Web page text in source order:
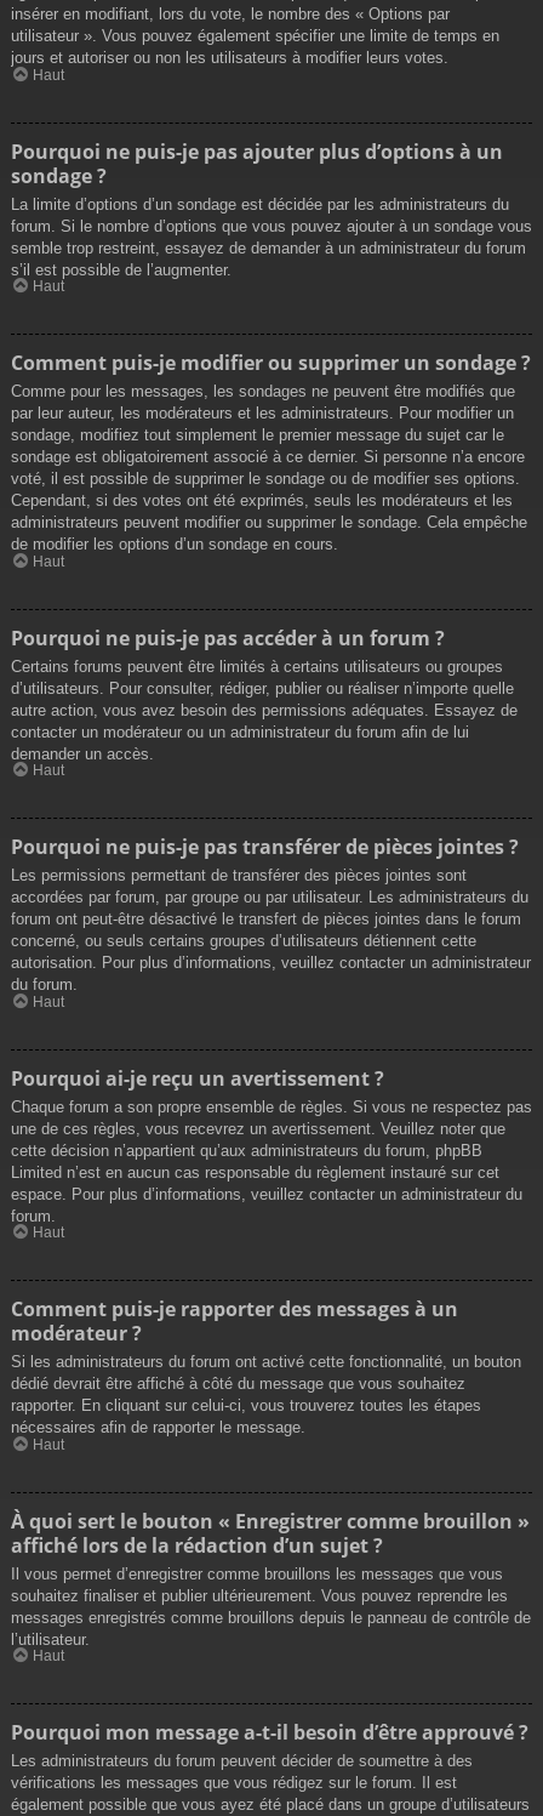
insérer en modifiant, lors du vote, le nombre des « Options par
utilisateur ». Vous pouvez également spécifier une limite de temps en
jours et autoriser ou non les utilisateurs à modifier leurs votes.
Haut
Pourquoi ne puis-je pas ajouter plus d’options à un
sondage ?
La limite d’options d’un sondage est décidée par les administrateurs du
forum. Si le nombre d’options que vous pouvez ajouter à un sondage vous
semble trop restreint, essayez de demander à un administrateur du forum
s’il est possible de l’augmenter.
Haut
Comment puis-je modifier ou supprimer un sondage ?
Comme pour les messages, les sondages ne peuvent être modifiés que
par leur auteur, les modérateurs et les administrateurs. Pour modifier un
sondage, modifiez tout simplement le premier message du sujet car le
sondage est obligatoirement associé à ce dernier. Si personne n’a encore
voté, il est possible de supprimer le sondage ou de modifier ses options.
Cependant, si des votes ont été exprimés, seuls les modérateurs et les
administrateurs peuvent modifier ou supprimer le sondage. Cela empêche
de modifier les options d’un sondage en cours.
Haut
Pourquoi ne puis-je pas accéder à un forum ?
Certains forums peuvent être limités à certains utilisateurs ou groupes
d’utilisateurs. Pour consulter, rédiger, publier ou réaliser n’importe quelle
autre action, vous avez besoin des permissions adéquates. Essayez de
contacter un modérateur ou un administrateur du forum afin de lui
demander un accès.
Haut
Pourquoi ne puis-je pas transférer de pièces jointes ?
Les permissions permettant de transférer des pièces jointes sont
accordées par forum, par groupe ou par utilisateur. Les administrateurs du
forum ont peut-être désactivé le transfert de pièces jointes dans le forum
concerné, ou seuls certains groupes d’utilisateurs détiennent cette
autorisation. Pour plus d’informations, veuillez contacter un administrateur
du forum.
Haut
Pourquoi ai-je reçu un avertissement ?
Chaque forum a son propre ensemble de règles. Si vous ne respectez pas
une de ces règles, vous recevrez un avertissement. Veuillez noter que
cette décision n’appartient qu’aux administrateurs du forum, phpBB
Limited n’est en aucun cas responsable du règlement instauré sur cet
espace. Pour plus d’informations, veuillez contacter un administrateur du
forum.
Haut
Comment puis-je rapporter des messages à un
modérateur ?
Si les administrateurs du forum ont activé cette fonctionnalité, un bouton
dédié devrait être affiché à côté du message que vous souhaitez
rapporter. En cliquant sur celui-ci, vous trouverez toutes les étapes
nécessaires afin de rapporter le message.
Haut
À quoi sert le bouton « Enregistrer comme brouillon »
affiché lors de la rédaction d’un sujet ?
Il vous permet d’enregistrer comme brouillons les messages que vous
souhaitez finaliser et publier ultérieurement. Vous pouvez reprendre les
messages enregistrés comme brouillons depuis le panneau de contrôle de
l’utilisateur.
Haut
Pourquoi mon message a-t-il besoin d’être approuvé ?
Les administrateurs du forum peuvent décider de soumettre à des
vérifications les messages que vous rédigez sur le forum. Il est
également possible que vous ayez été placé dans un groupe d’utilisateurs